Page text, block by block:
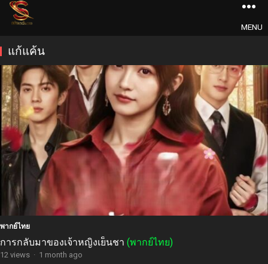
MENU
แก้แค้น
พากย์ไทย
การกลับมาของเจ้าหญิงเย็นชา (พากย์ไทย)
12 views · 1 month ago